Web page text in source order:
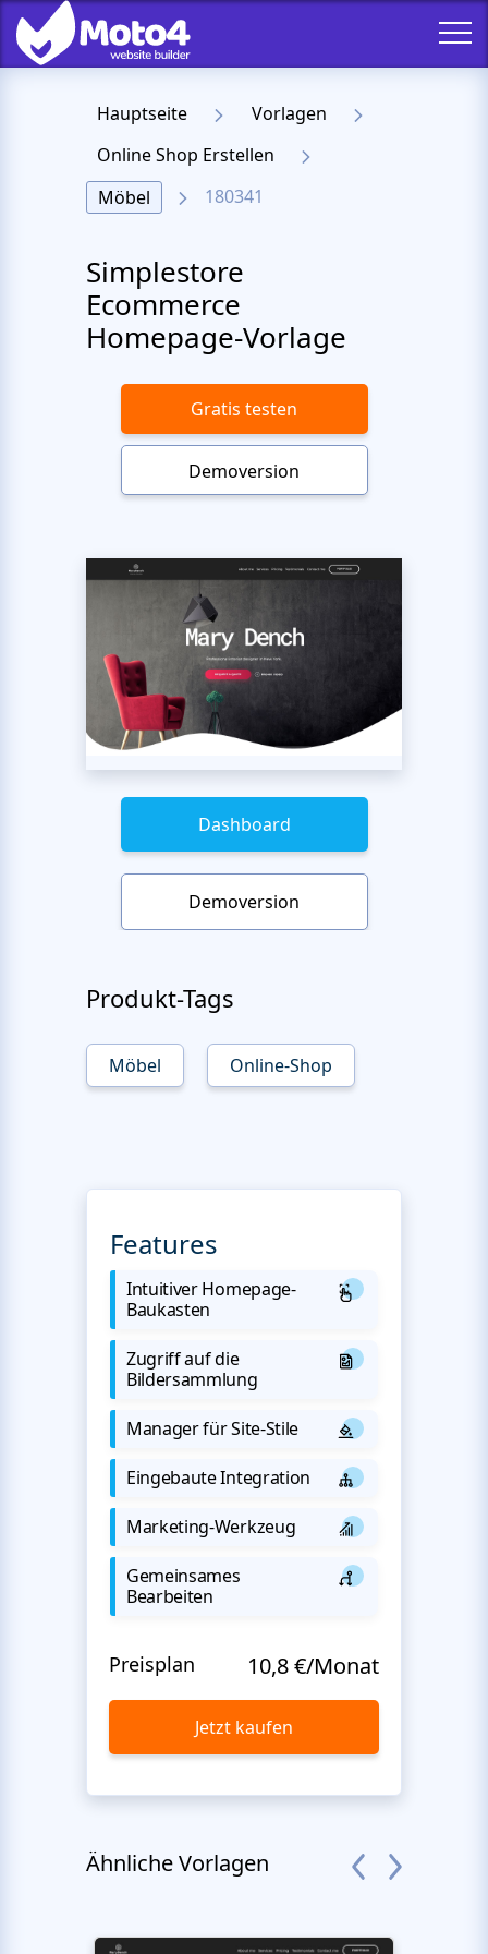
Hauptseite
Vorlagen
Online Shop Erstellen
Möbel
180341
Simplestore
Ecommerce
Homepage-Vorlage
Gratis testen
Demoversion
Dashboard
Demoversion
Produkt-Tags
Möbel Online-Shop
Features
Intuitiver Homepage-
Baukasten
Zugriff auf die
Bildersammlung
Manager für Site-Stile
Eingebaute Integration
Marketing-Werkzeug
Gemeinsames
Bearbeiten
Preisplan 10,8 €/Monat
Jetzt kaufen
Ähnliche Vorlagen